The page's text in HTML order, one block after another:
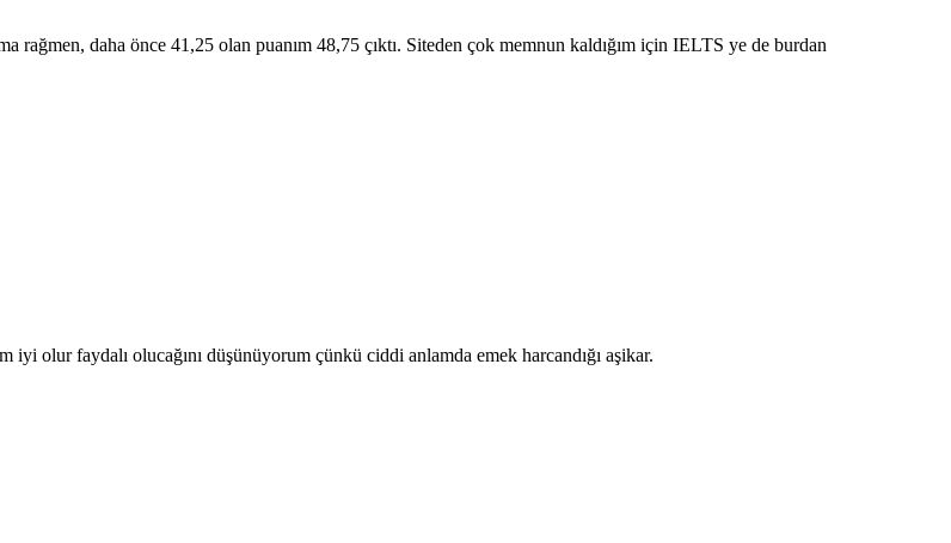
rağmen, daha önce 41,25 olan puanım 48,75 çıktı. Siteden çok memnun kaldığım için IELTS ye de burdan
olur faydalı olucağını düşünüyorum çünkü ciddi anlamda emek harcandığı aşikar.